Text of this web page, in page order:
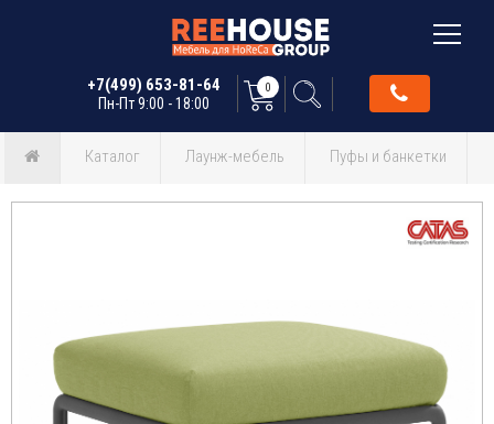
+7(499) 653-81-64
Пн-Пт 9:00 - 18:00
0
Каталог Лаунж-мебель Пуфы и банкетки